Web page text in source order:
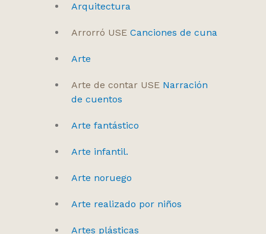
Arquitectura
Arrorró USECanciones de cuna
Arte
Arte de contar USENarración
de cuentos
Arte fantástico
Arte infantil.
Arte noruego
Arte realizado por niños
Artes plásticas